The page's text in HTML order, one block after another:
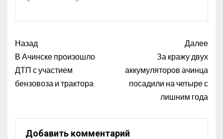
Назад
В Ачинске произошло
ДТП с участием
бензовоза и трактора
Далее
За кражу двух
аккумуляторов ачинца
посадили на четыре с
лишним года
Добавить комментарий